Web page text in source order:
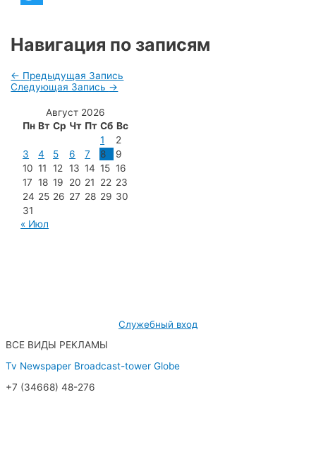
Навигация по записям
← Предыдущая Запись
Следующая Запись →
Август 2026
Пн Вт Ср Чт Пт Сб Вс
1
2
3
4 5 6 7 8
9
10 11 12 13 14 15 16
17 18 19 20 21 22 23
24 25 26 27 28 29 30
31
« Июл
Служебный вход
ВСЕ ВИДЫ РЕКЛАМЫ
Tv Newspaper Broadcast-tower Globe
+7 (34668) 48-276